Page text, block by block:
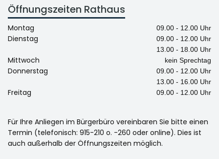
Öffnungszeiten Rathaus
Montag 09.00 - 12.00 Uhr
Dienstag
09.00 - 12.00 Uhr
13.00 - 18.00 Uhr
Mittwoch kein Sprechtag
Donnerstag
09.00 - 12.00 Uhr
13.00 - 16.00 Uhr
Freitag 09.00 - 12.00 Uhr
Für Ihre Anliegen im Bürgerbüro vereinbaren Sie bitte einen
Termin (telefonisch: 915-210 o. -260 oder online). Dies ist
auch außerhalb der Öffnungszeiten möglich.